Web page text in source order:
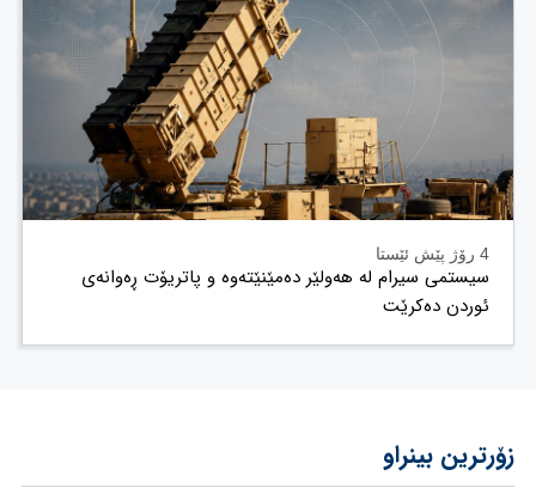
4 رۆژ پێش ئێستا
سیستمی سیرام لە هەولێر دەمێنێتەوە و پاتریۆت ڕەوانەی
ئوردن دەکرێت
زۆرترین بینراو